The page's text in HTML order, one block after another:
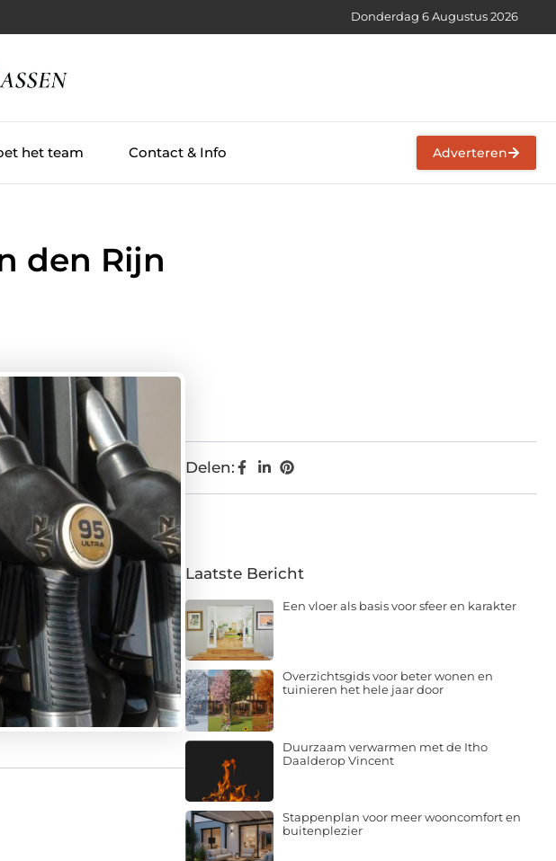
Donderdag 6 Augustus 2026
het team Contact & Info Adverteren
den Rijn
Delen:
Laatste Bericht
Een vloer als basis voor sfeer en karakter
Overzichtsgids voor beter wonen en
tuinieren het hele jaar door
Duurzaam verwarmen met de Itho
Daalderop Vincent
Stappenplan voor meer wooncomfort en
buitenplezier